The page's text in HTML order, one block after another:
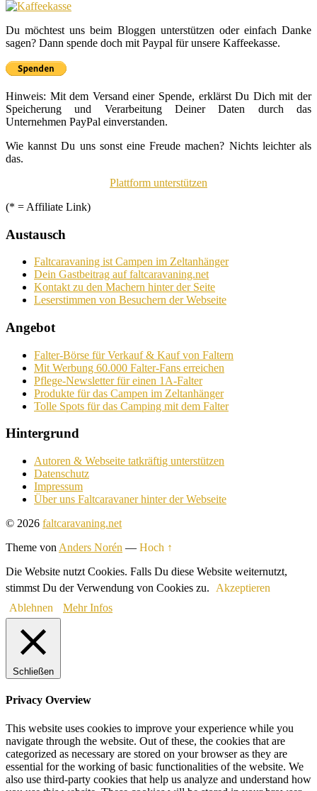
Du möchtest uns beim Bloggen unterstützen oder einfach Danke
sagen? Dann spende doch mit Paypal für unsere Kaffeekasse.
Hinweis: Mit dem Versand einer Spende, erklärst Du Dich mit der
Speicherung und Verarbeitung Deiner Daten durch das
Unternehmen PayPal einverstanden.
Wie kannst Du uns sonst eine Freude machen? Nichts leichter als
das.
Plattform unterstützen
(* = Affiliate Link)
Austausch
Faltcaravaning ist Campen im Zeltanhänger
Dein Gastbeitrag auf faltcaravaning.net
Kontakt zu den Machern hinter der Seite
Leserstimmen von Besuchern der Webseite
Angebot
Falter-Börse für Verkauf & Kauf von Faltern
Mit Werbung 60.000 Falter-Fans erreichen
Pflege-Newsletter für einen 1A-Falter
Produkte für das Campen im Zeltanhänger
Tolle Spots für das Camping mit dem Falter
Hintergrund
Autoren & Webseite tatkräftig unterstützen
Datenschutz
Impressum
Über uns Faltcaravaner hinter der Webseite
© 2026 faltcaravaning.net
Theme von Anders Norén — Hoch ↑
Die Website nutzt Cookies. Falls Du diese Website weiternutzt,
stimmst Du der Verwendung von Cookies zu.
Akzeptieren
Ablehnen
Mehr Infos
Schließen
Privacy Overview
This website uses cookies to improve your experience while you
navigate through the website. Out of these, the cookies that are
categorized as necessary are stored on your browser as they are
essential for the working of basic functionalities of the website. We
also use third-party cookies that help us analyze and understand how